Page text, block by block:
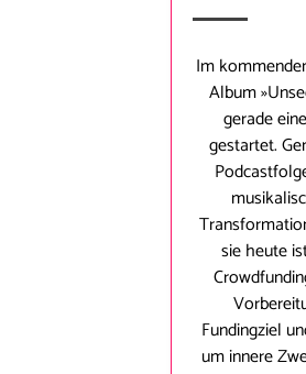
Im
Album
gerade
gestartet.
sie heute
Fundingziel
um innere